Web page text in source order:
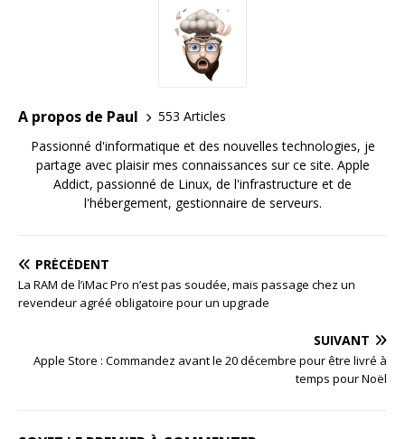
A propos de Paul
553 Articles
Passionné d'informatique et des nouvelles technologies, je
partage avec plaisir mes connaissances sur ce site. Apple
Addict, passionné de Linux, de l'infrastructure et de
l'hébergement, gestionnaire de serveurs.
PRÉCÉDENT
La RAM de l’iMac Pro n’est pas soudée, mais passage chez un
revendeur agréé obligatoire pour un upgrade
SUIVANT
Apple Store : Commandez avant le 20 décembre pour être livré à
temps pour Noël